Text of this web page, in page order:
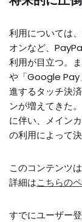
利用については
オンなど、
利用が目立つ。
や「Google Pay
進するタッチ決
ンが増えてきた
に伴い、メイン
の利用によって
このコンテンツ
詳細はこちらの
すでにユーザー